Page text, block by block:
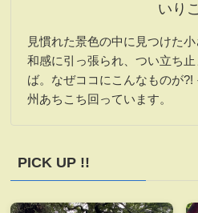
いりこ
見慣れた景色の中に見つけた
和感に引っ張られ、つい立ち
ば。なぜココにこんなものが
州あちこち回っています。
PICK UP !!